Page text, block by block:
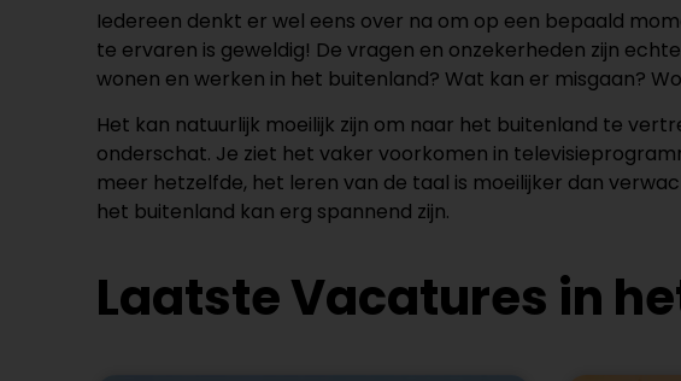
Iedereen denkt er wel eens over na om op een bepaald
te ervaren is geweldig! De vragen en onzekerheden zijn
wonen en werken in het buitenland? Wat kan er misgaan?
Het kan natuurlijk moeilijk zijn om naar het buitenland te
onderschat. Je ziet het vaker voorkomen in
meer hetzelfde, het leren van de taal is moeilijker dan
het buitenland kan erg spannend zijn.
Laatste Vacatures in